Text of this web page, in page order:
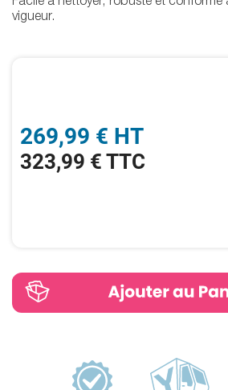
269,99 € HT
323,99 € TTC
Facile à nettoyer, robuste et conforme
vigueur.